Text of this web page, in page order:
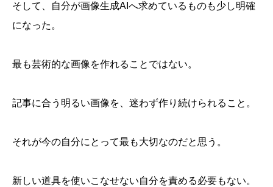
そして、自分が画像生成AIへ求めているものも少し明確
になった。
最も芸術的な画像を作れることではない。
記事に合う明るい画像を、迷わず作り続けられること。
それが今の自分にとって最も大切なのだと思う。
新しい道具を使いこなせない自分を責める必要もない。